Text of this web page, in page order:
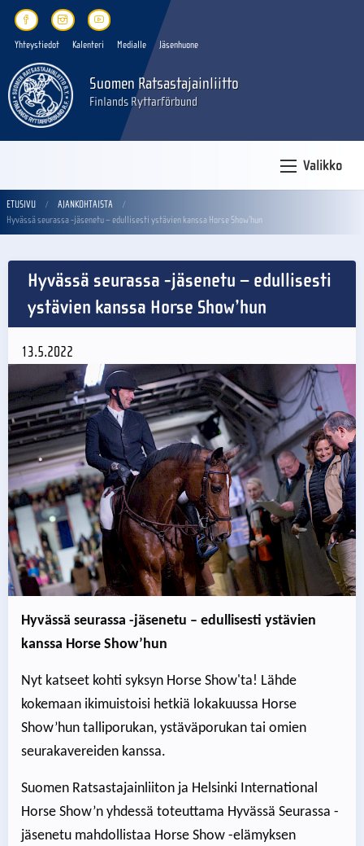
Yhteystiedot Kalenteri Medialle Jäsenhuone
Suomen Ratsastajainliitto
Finlands Ryttarförbund
Valikko
ETUSIVU
AJANKOHTAISTA
Hyvässä seurassa -jäsenetu – edullisesti ystävien kanssa Horse Show’hun
Hyvässä seurassa -jäsenetu – edullisesti
ystävien kanssa Horse Show’hun
13.5.2022
Hyvässä seurassa -jäsenetu – edullisesti ystävien
kanssa Horse Show’hun
Nyt katseet kohti syksyn Horse Show'ta! Lähde
kokemaan ikimuistoisi hetkiä lokakuussa Horse
Show’hun talliporukan, ystäväporukan tai omien
seurakavereiden kanssa.
Suomen Ratsastajainliiton ja Helsinki International
Horse Show’n yhdessä toteuttama Hyvässä Seurassa -
jäsenetu mahdollistaa Horse Show -elämyksen